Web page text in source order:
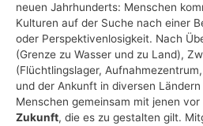
neuen Jahrhunderts: Menschen
Kulturen auf der Suche nach einer
oder Perspektivenlosigkeit. Nach
(Grenze zu Wasser und zu Land),
(Flüchtlingslager,
und der Ankunft in diversen
Menschen gemeinsam mit jenen
Zukunft, die es zu gestalten gilt.